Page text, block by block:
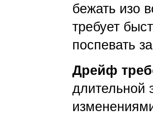
бежать изо
требует
поспевать
Дрейф
длительной